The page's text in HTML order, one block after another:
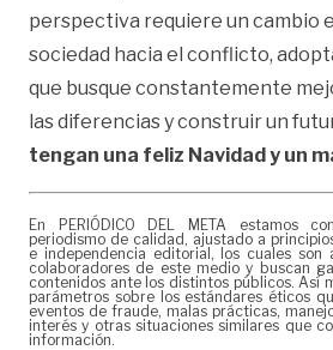
perspectiva requiere un cambio
sociedad hacia el conflicto,
que busque constantemente
las diferencias y construir un
tengan una feliz Navidad y un
En PERIÓDICO DEL META estamos
periodismo de calidad, ajustado a
e independencia editorial, los cuales
colaboradores de este medio y buscan
contenidos ante los distintos públicos. Así
parámetros sobre los estándares éticos
eventos de fraude, malas prácticas,
interés y otras situaciones similares que
información.